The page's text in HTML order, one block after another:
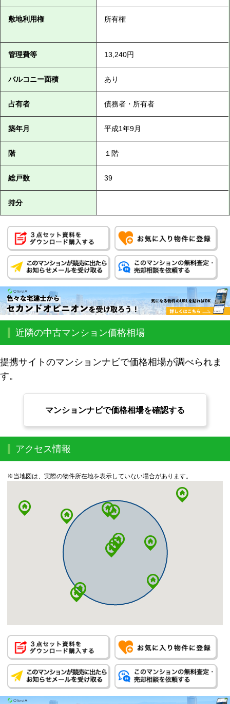
敷地利用権 所有権
管理費等 13,240円
バルコニー面積 あり
占有者 債務者・所有者
築年月 平成1年9月
階 １階
総戸数 39
持分
近隣の中古マンション価格相場
提携サイトのマンションナビで価格相場が調べられま
す。
マンションナビで価格相場を確認する
アクセス情報
※当地図は、実際の物件所在地を表示していない場合があります。